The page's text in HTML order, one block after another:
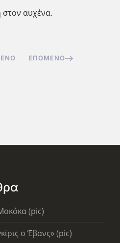
στον αυχένα.
ΕΠΌΜΕΝΟ
(pic)
ο Έβανς» (pic)